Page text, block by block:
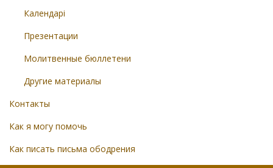
Календарі
Презентации
Молитвенные бюллетени
Другие материалы
Контакты
Как я могу помочь
Как писать письма ободрения